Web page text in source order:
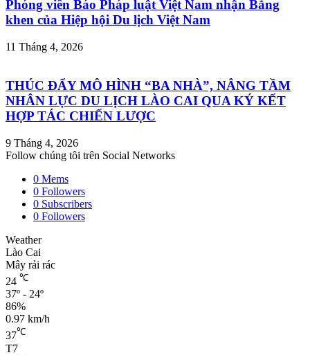
Phóng viên Báo Pháp luật Việt Nam nhận Bằng
khen của Hiệp hội Du lịch Việt Nam
11 Tháng 4, 2026
THÚC ĐẨY MÔ HÌNH “BA NHÀ”, NÂNG TẦM
NHÂN LỰC DU LỊCH LÀO CAI QUA KÝ KẾT
HỢP TÁC CHIẾN LƯỢC
9 Tháng 4, 2026
Follow chúng tôi trên Social Networks
0 Mems
0 Followers
0 Subscribers
0 Followers
Weather
Lào Cai
Mây rải rác
24 ℃
37º - 24º
86%
0.97 km/h
37℃
T7